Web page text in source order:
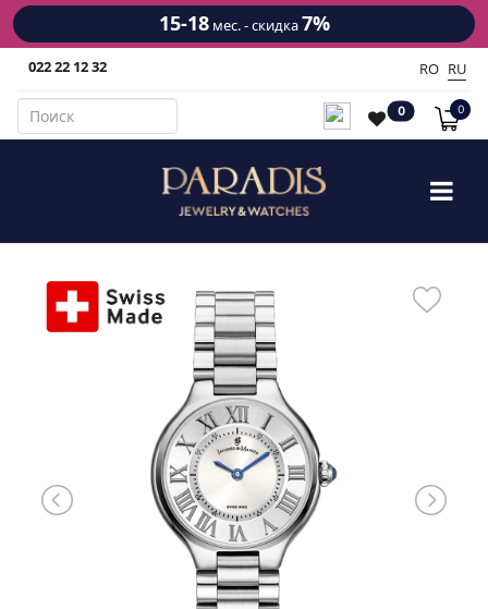
15-18мес. - скидка7%
022 22 12 32 RO RU
0 0